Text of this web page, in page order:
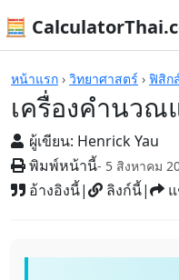
🧮
หน้าแรก › วิทยาศาสตร์ › ฟิสิก
เครื่องคำนว
ผู้เขียน: Henrick Yau
พิมพ์หน้านี้- 5 สิงหาคม
อ้างอิงนี้| ลิงก์นี้|
เครื่องคิดเลข